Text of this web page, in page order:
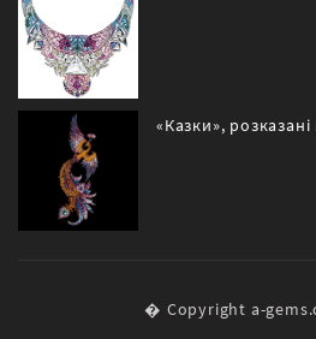
«Казки»,
� Copyright a-